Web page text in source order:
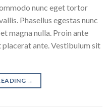
nunc eget tortor
Phasellus egestas nunc
magna nulla. Proin ante
placerat ante. Vestibulum sit
→